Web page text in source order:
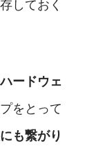
しておく
ードウェ
をとって
も繋がり